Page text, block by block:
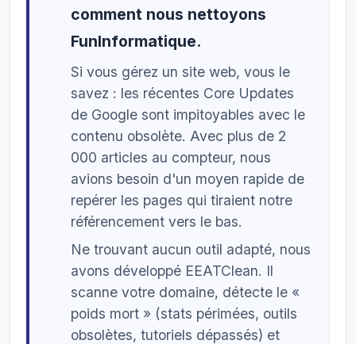
comment nous nettoyons
FunInformatique.
Si vous gérez un site web, vous le
savez : les récentes Core Updates
de Google sont impitoyables avec le
contenu obsolète. Avec plus de 2
000 articles au compteur, nous
avions besoin d'un moyen rapide de
repérer les pages qui tiraient notre
référencement vers le bas.
Ne trouvant aucun outil adapté, nous
avons développé EEATClean. Il
scanne votre domaine, détecte le «
poids mort » (stats périmées, outils
obsolètes, tutoriels dépassés) et